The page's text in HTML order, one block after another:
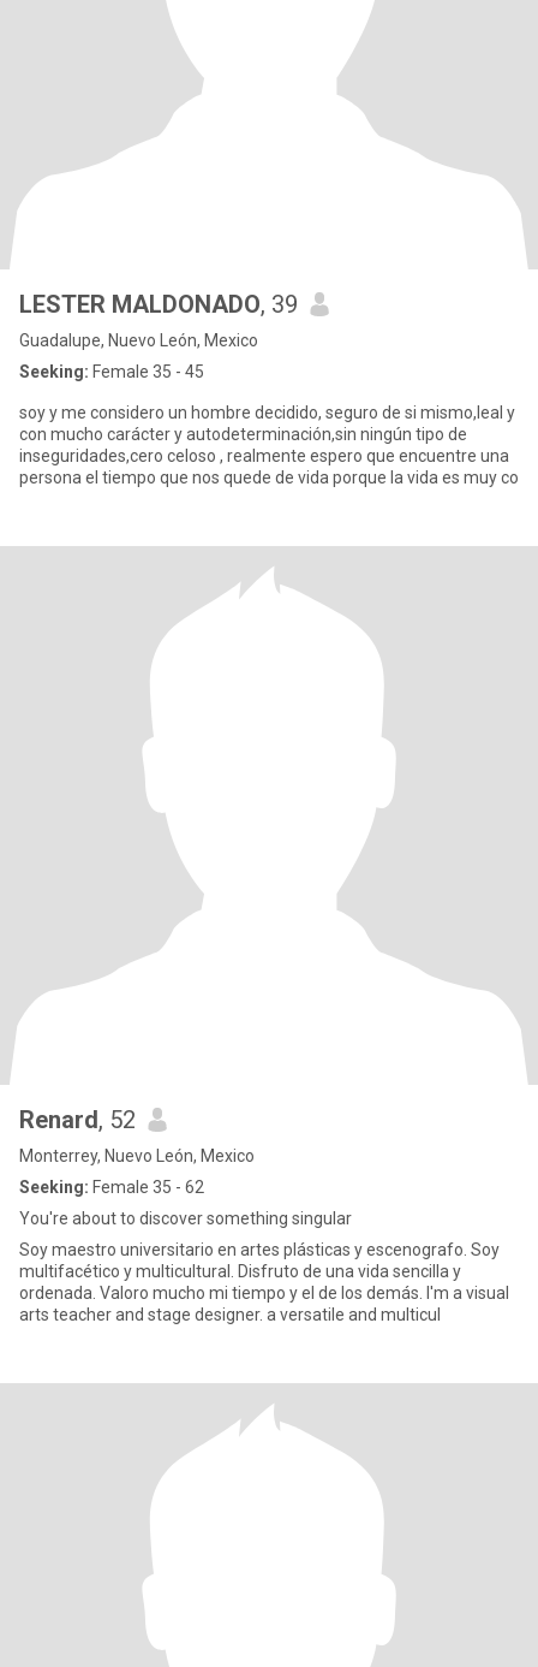
LESTER MALDONADO, 39
Guadalupe, Nuevo León, Mexico
Seeking: Female 35 - 45
soy y me considero un hombre decidido, seguro de si mismo,leal y
con mucho carácter y autodeterminación,sin ningún tipo de
inseguridades,cero celoso , realmente espero que encuentre una
persona el tiempo que nos quede de vida porque la vida es muy co
Renard, 52
Monterrey, Nuevo León, Mexico
Seeking: Female 35 - 62
You're about to discover something singular
Soy maestro universitario en artes plásticas y escenografo. Soy
multifacético y multicultural. Disfruto de una vida sencilla y
ordenada. Valoro mucho mi tiempo y el de los demás. I'm a visual
arts teacher and stage designer. a versatile and multicul